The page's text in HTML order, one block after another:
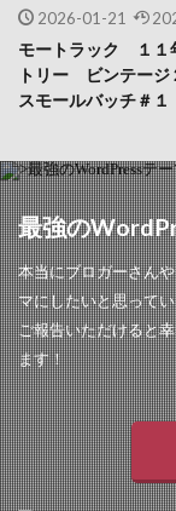
2026-01-21
モートラック １
トリー ビンテー
スモールバッチ＃１
最強の
本当にブロガーさん
マにしたいと思って
ご報告いただけると
ます！